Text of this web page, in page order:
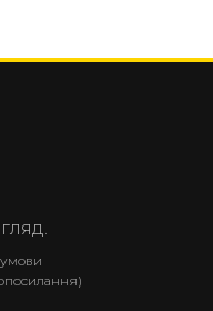
умови